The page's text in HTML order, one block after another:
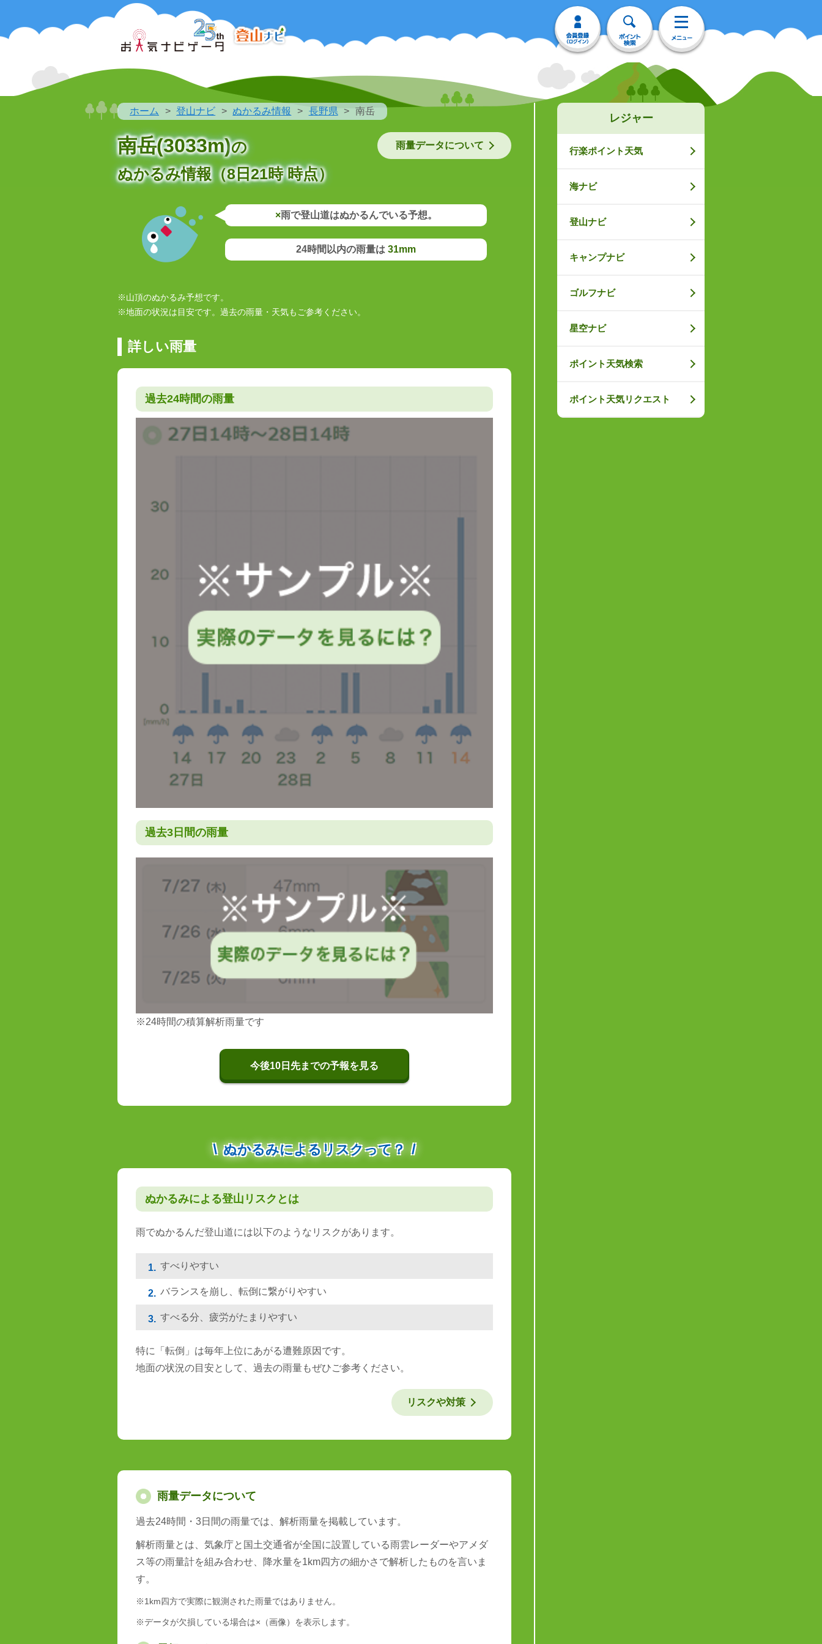
ホーム 登山ナビ ぬかるみ情報 長野県 南岳
南岳(3033m)の
ぬかるみ情報（8日21時 時点）
雨量データについて
×雨で登山道はぬかるんでいる予想。
24時間以内の雨量は 31mm
※山頂のぬかるみ予想です。
※地面の状況は目安です。過去の雨量・天気もご参考ください。
詳しい雨量
過去24時間の雨量
過去3日間の雨量
※24時間の積算解析雨量です
今後10日先までの予報を見る
ぬかるみによるリスクって？
ぬかるみによる登山リスクとは
雨でぬかるんだ登山道には以下のようなリスクがあります。
1. すべりやすい
2. バランスを崩し、転倒に繋がりやすい
3. すべる分、疲労がたまりやすい
特に「転倒」は毎年上位にあがる遭難原因です。
地面の状況の目安として、過去の雨量もぜひご参考ください。
リスクや対策
雨量データについて
過去24時間・3日間の雨量では、解析雨量を掲載しています。
解析雨量とは、気象庁と国土交通省が全国に設置している雨雲レーダーやアメダ
ス等の雨量計を組み合わせ、降水量を1km四方の細かさで解析したものを言いま
す。
※1km四方で実際に観測された雨量ではありません。
※データが欠損している場合は×（画像）を表示します。
レジャー
行楽ポイント天気
海ナビ
登山ナビ
キャンプナビ
ゴルフナビ
星空ナビ
ポイント天気検索
ポイント天気リクエスト